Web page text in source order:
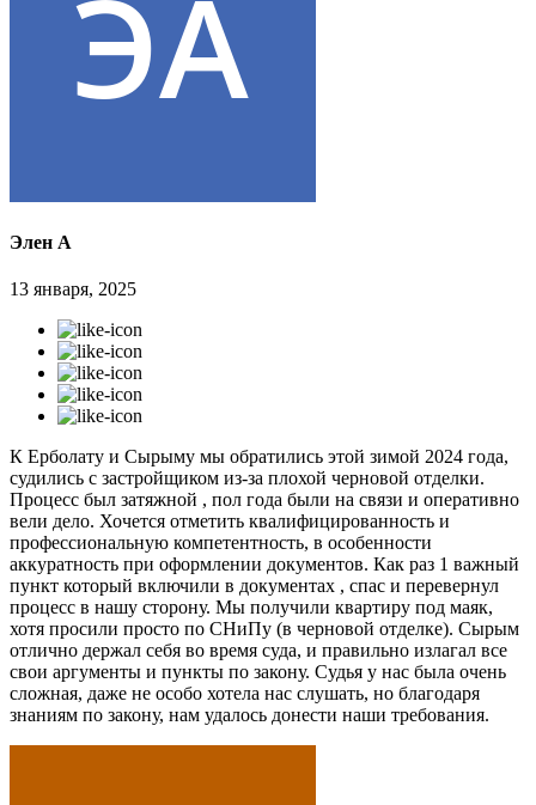
Элен А
13 января, 2025
К Ерболату и Сырыму мы обратились этой зимой 2024 года,
судились с застройщиком из-за плохой черновой отделки.
Процесс был затяжной , пол года были на связи и оперативно
вели дело. Хочется отметить квалифицированность и
профессиональную компетентность, в особенности
аккуратность при оформлении документов. Как раз 1 важный
пункт который включили в документах , спас и перевернул
процесс в нашу сторону. Мы получили квартиру под маяк,
хотя просили просто по СНиПу (в черновой отделке). Сырым
отлично держал себя во время суда, и правильно излагал все
свои аргументы и пункты по закону. Судья у нас была очень
сложная, даже не особо хотела нас слушать, но благодаря
знаниям по закону, нам удалось донести наши требования.